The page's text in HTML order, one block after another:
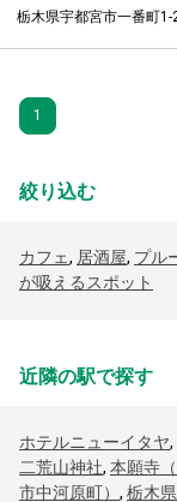
栃木県宇都宮市一番町1-
1
絞り込む
カフェ, 居酒屋, プル
が吸えるスポット
近隣の駅で探す
ホテルニューイタヤ,
二荒山神社, 本願寺
市中河原町） , 栃木